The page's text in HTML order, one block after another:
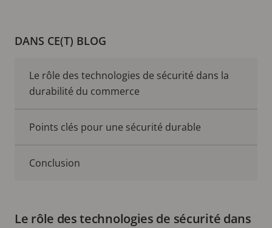
DANS CE(T) BLOG
Le rôle des technologies de sécurité dans la
durabilité du commerce
Points clés pour une sécurité durable
Conclusion
Le rôle des technologies de sécurité dans